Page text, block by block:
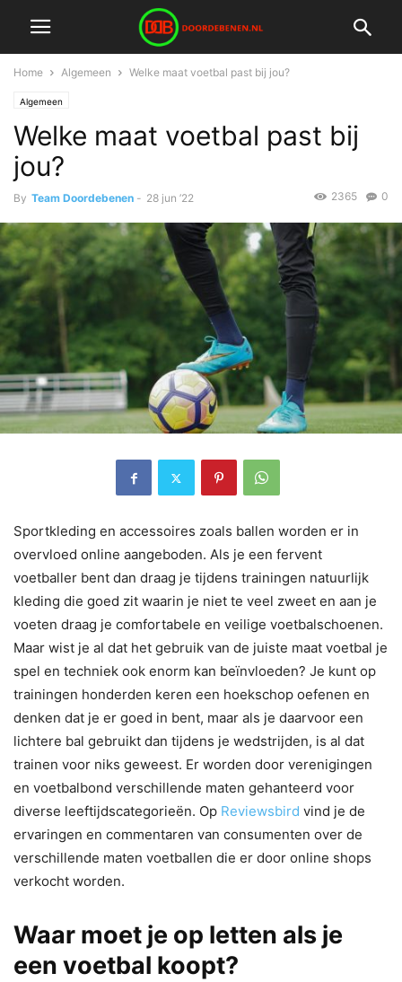
Home Algemeen Welke maat voetbal past bij jou?
Algemeen
Welke maat voetbal past bij
jou?
By Team Doordebenen - 28 jun ’22 0
2365
Sportkleding en accessoires zoals ballen worden er in
overvloed online aangeboden. Als je een fervent
voetballer bent dan draag je tijdens trainingen natuurlijk
kleding die goed zit waarin je niet te veel zweet en aan je
voeten draag je comfortabele en veilige voetbalschoenen.
Maar wist je al dat het gebruik van de juiste maat voetbal je
spel en techniek ook enorm kan beïnvloeden? Je kunt op
trainingen honderden keren een hoekschop oefenen en
denken dat je er goed in bent, maar als je daarvoor een
lichtere bal gebruikt dan tijdens je wedstrijden, is al dat
trainen voor niks geweest. Er worden door verenigingen
en voetbalbond verschillende maten gehanteerd voor
diverse leeftijdscategorieën. Op Reviewsbird vind je de
ervaringen en commentaren van consumenten over de
verschillende maten voetballen die er door online shops
verkocht worden.
Waar moet je op letten als je
een voetbal koopt?